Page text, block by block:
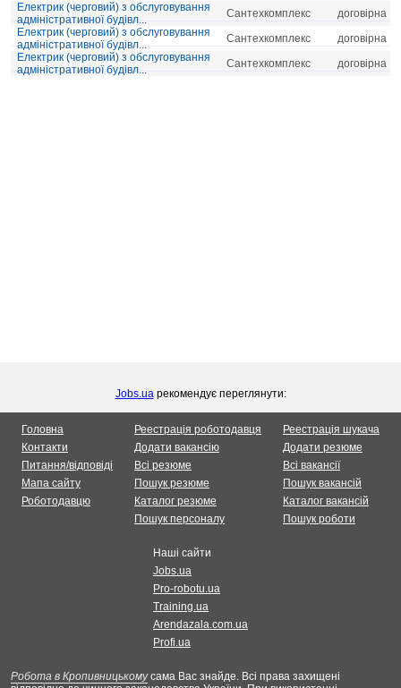
Електрик (черговий) з обслуговування
адміністративної будівл...
Сантехкомплекс
договірна
Електрик (черговий) з обслуговування
адміністративної будівл...
Сантехкомплекс
договірна
Електрик (черговий) з обслуговування
адміністративної будівл...
Сантехкомплекс договірна
Jobs.uaрекомендує переглянути:
Головна
Контакти
Питання/відповіді
Мапа сайту
Роботодавцю
Реестрація роботодавця
Додати вакансію
Всі резюме
Пошук резюме
Каталог резюме
Пошук персоналу
Реестрація шукача
Додати резюме
Всі вакансії
Пошук вакансій
Каталог вакансій
Пошук роботи
Наші сайти
Jobs.ua
Pro-robotu.ua
Training.ua
Arendazala.com.ua
Profi.ua
Робота в Кропивницькомусама Вас знайде. Всі права захищені